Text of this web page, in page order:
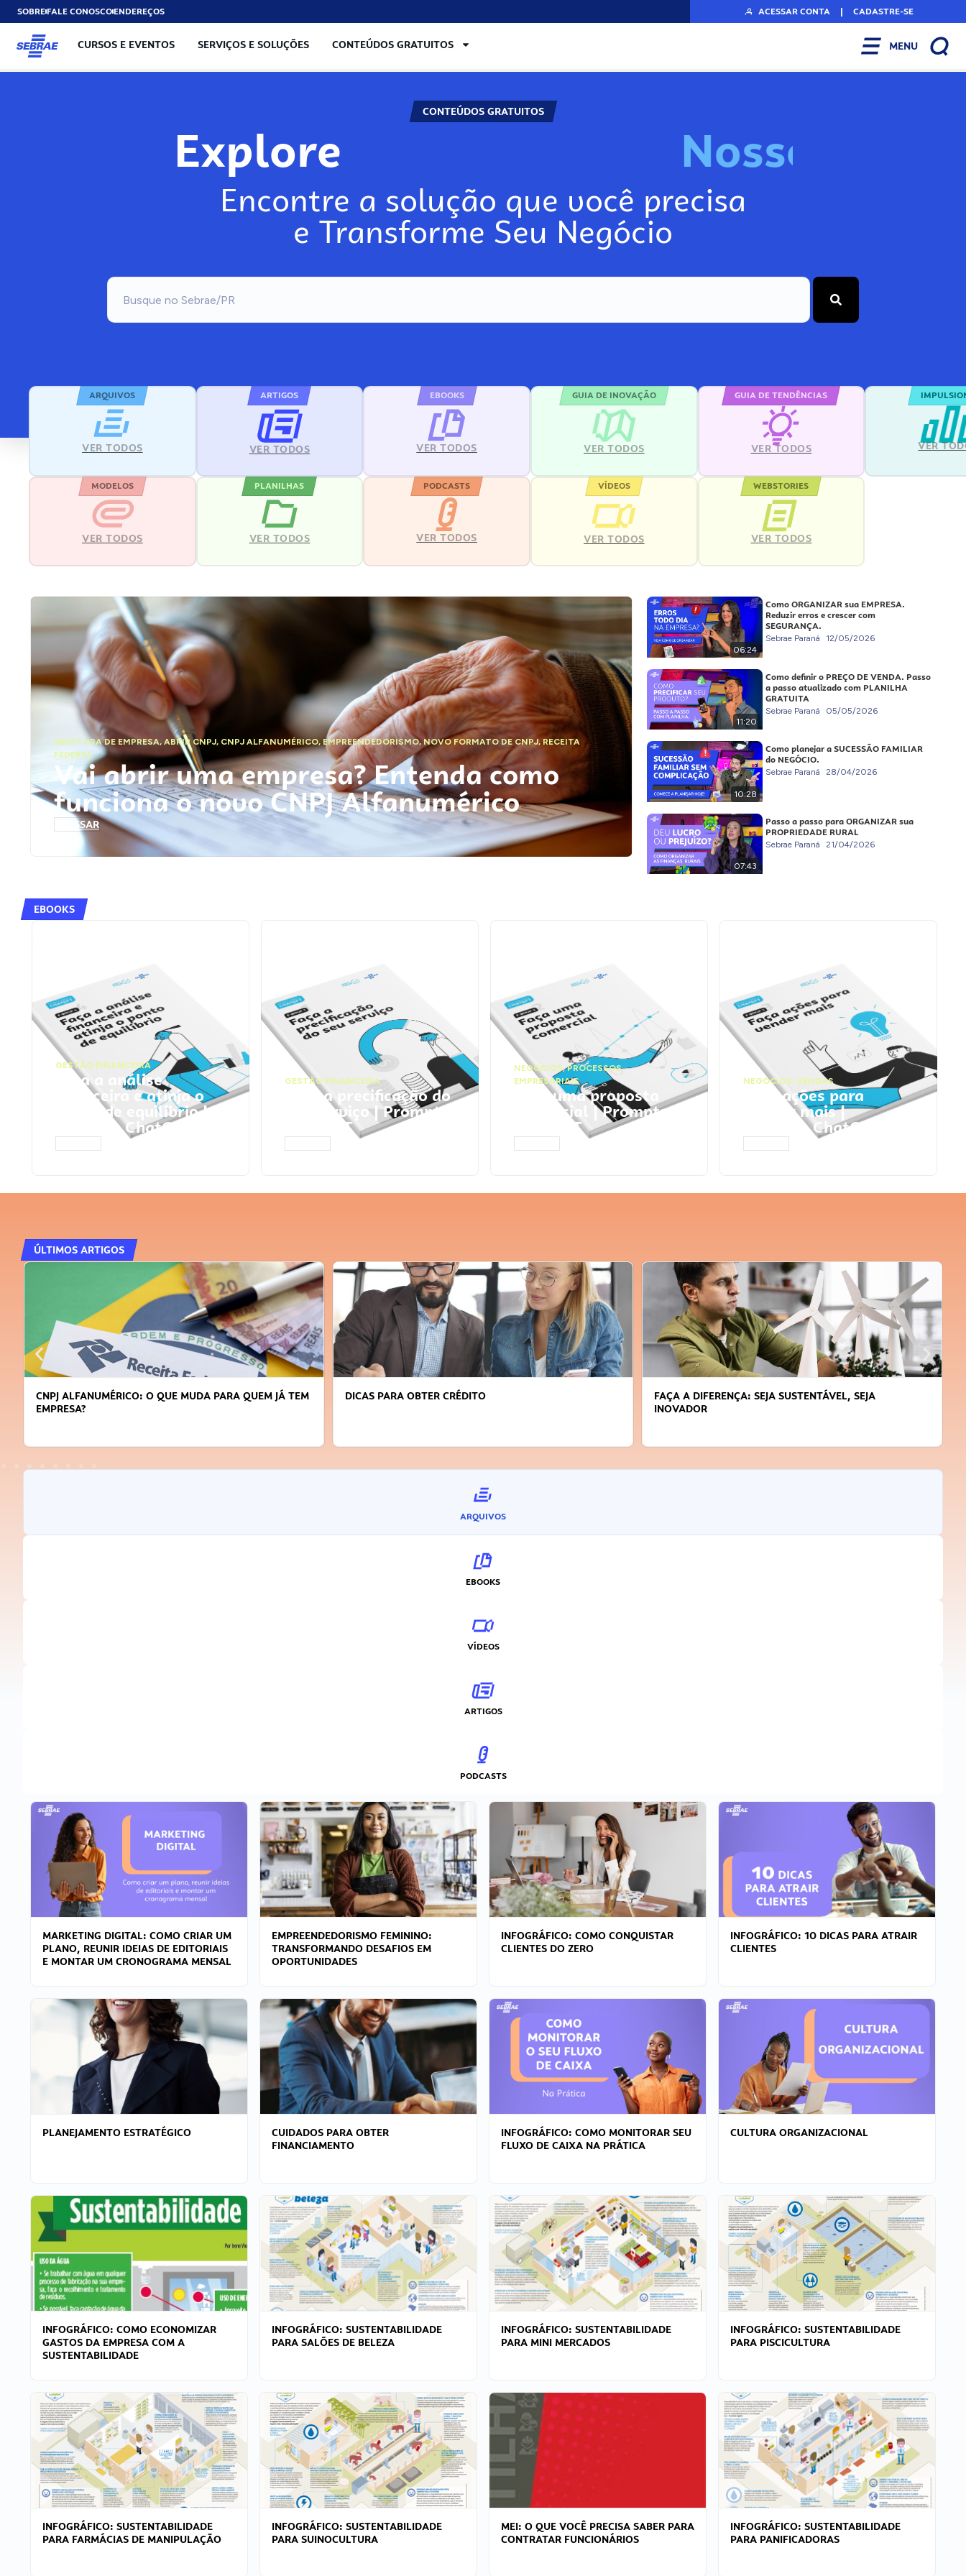
SOBREFALE CONOSCOENDEREÇOS ACESSAR CONTA | CADASTRE-SE
CURSOS E EVENTOS SERVIÇOS E SOLUÇÕES CONTEÚDOS GRATUITOS MENU
CONTEÚDOS GRATUITOS
Explore Nosso
Encontre a solução que você precisa
e Transforme Seu Negócio
ARQUIVOS
VER TODOS
ARTIGOS
VER TODOS
EBOOKS
VER TODOS
GUIA DE INOVAÇÃO
VER TODOS
GUIA DE TENDÊNCIAS
VER TODOS VER
MODELOS
VER TODOS
PLANILHAS
VER TODOS
PODCASTS
VER TODOS
VÍDEOS
VER TODOS
WEBSTORIES
VER TODOS
ABERTURA DE EMPRESA,ABRIR CNPJ, CNPJ ALFANUMÉRICO, EMPREENDEDORISMO,NOVO FORMATO DE CNPJ,RECEITA
FEDERAL
Vai abrir uma empresa? Entenda como
funciona o novo CNPJ Alfanumérico
ACESSAR
06:24
Como ORGANIZAR sua EMPRESA.
Reduzir erros e crescer com
SEGURANÇA.
Sebrae Paraná 12/05/2026
11:20
Como definir o PREÇO DE VENDA. Passo
a passo atualizado com PLANILHA
GRATUITA
Sebrae Paraná 05/05/2026
10:28
Como planejar a SUCESSÃO FAMILIAR
do NEGÓCIO.
Sebrae Paraná 28/04/2026
07:43
Passo a passo para ORGANIZAR sua
PROPRIEDADE RURAL
Sebrae Paraná 21/04/2026
EBOOKS
GESTÃO FINANCEIRA
Faça a análise
financeira e atinja o
ponto de equilíbrio |
Prompts ChatGPT
GESTÃO FINANCEIRA
Faça a precificação do
seu serviço | Prompts
ChatGPT
NEGÓCIOS,PROCESSOS
EMPRESARIAIS
Faça uma proposta
comercial | Prompts
ChatGPT
NEGÓCIOS, VENDAS
Faça ações para
vender mais |
Prompts ChatGPT
ÚLTIMOS ARTIGOS
CNPJ ALFANUMÉRICO: O QUE MUDA PARA QUEM JÁ TEM
EMPRESA?
DICAS PARA OBTER CRÉDITO
FAÇA A DIFERENÇA: SEJA SUSTENTÁVEL, SEJA
INOVADOR
ARQUIVOS
EBOOKS
VÍDEOS
ARTIGOS
PODCASTS
MARKETING DIGITAL: COMO CRIAR UM
PLANO, REUNIR IDEIAS DE EDITORIAIS
E MONTAR UM CRONOGRAMA MENSAL
EMPREENDEDORISMO FEMININO:
TRANSFORMANDO DESAFIOS EM
OPORTUNIDADES
INFOGRÁFICO: COMO CONQUISTAR
CLIENTES DO ZERO
INFOGRÁFICO: 10 DICAS PARA ATRAIR
CLIENTES
PLANEJAMENTO ESTRATÉGICO
CUIDADOS PARA OBTER
FINANCIAMENTO
INFOGRÁFICO: COMO MONITORAR SEU
FLUXO DE CAIXA NA PRÁTICA
CULTURA ORGANIZACIONAL
INFOGRÁFICO: COMO ECONOMIZAR
GASTOS DA EMPRESA COM A
SUSTENTABILIDADE
INFOGRÁFICO: SUSTENTABILIDADE
PARA SALÕES DE BELEZA
INFOGRÁFICO: SUSTENTABILIDADE
PARA MINI MERCADOS
INFOGRÁFICO: SUSTENTABILIDADE
PARA PISCICULTURA
INFOGRÁFICO: SUSTENTABILIDADE
PARA FARMÁCIAS DE MANIPULAÇÃO
INFOGRÁFICO: SUSTENTABILIDADE
PARA SUINOCULTURA
MEI: O QUE VOCÊ PRECISA SABER PARA
CONTRATAR FUNCIONÁRIOS
INFOGRÁFICO: SUSTENTABILIDADE
PARA PANIFICADORAS